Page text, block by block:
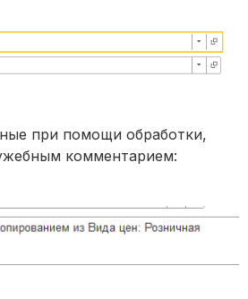
при помощи обработки,
комментарием: